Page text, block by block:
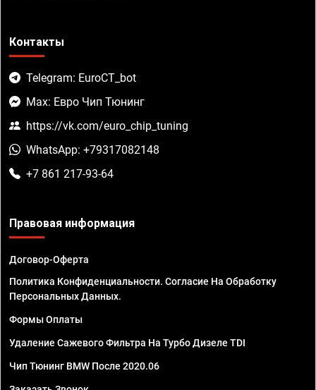
Контакты
Telegram: EuroCT_bot
Max: Евро Чип Тюнинг
https://vk.com/euro_chip_tuning
WhatsApp: +79317082148
+7 861 217-93-64
Правовая информация
Договор-Оферта
Политика Конфиденциальности. Согласие На Обработку
Персональных Данных.
Формы Оплаты
Удаление Сажевого Фильтра На Турбо Дизеле TDI
Чип Тюнинг BMW После 2020.06